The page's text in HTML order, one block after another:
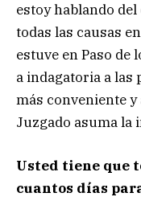
estoy hablando
todas las causas
estuve en Paso de
a indagatoria a las
más conveniente y
Juzgado asuma la
Usted tiene que
cuantos días